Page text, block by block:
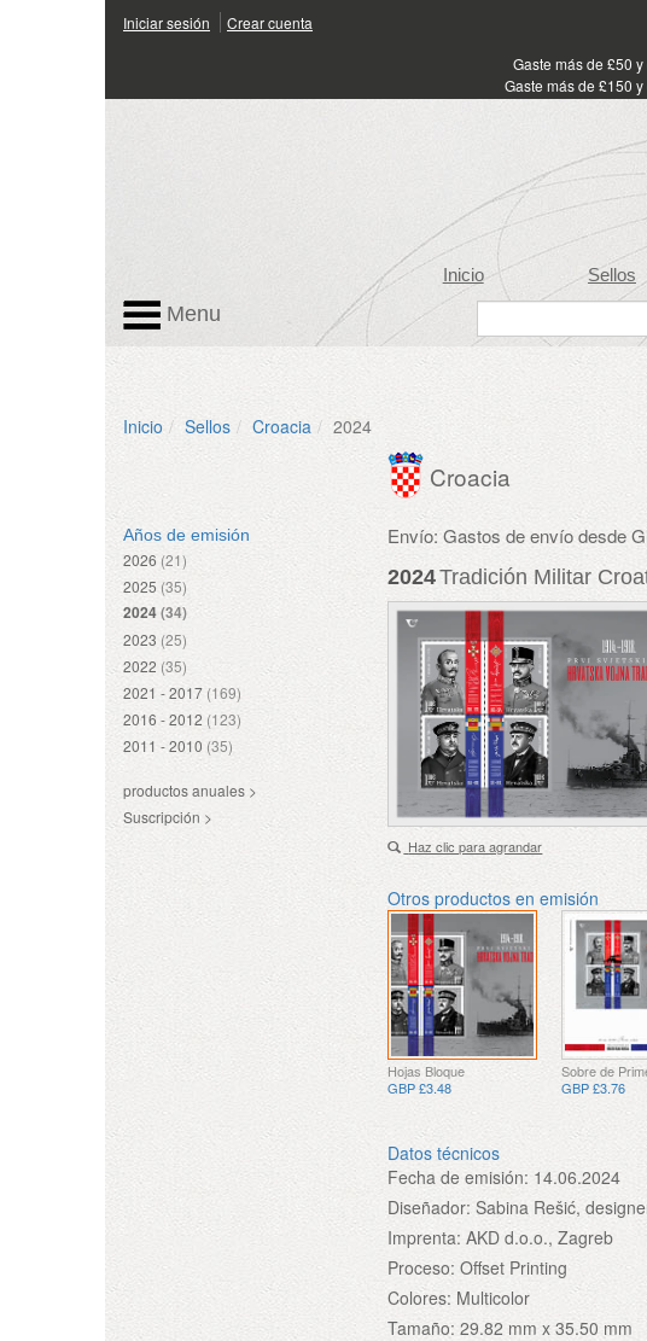
Iniciar sesión Crear cuenta
Gaste más de £50
Gaste más de £150
Inicio Sellos
Menu
Inicio Sellos Croacia 2024
Años de emisión
2026 (21)
2025 (35)
2024(34)
2023 (25)
2022 (35)
2021 - 2017 (169)
2016 - 2012 (123)
2011 - 2010 (35)
productos anuales >
Suscripción >
Croacia
Envío: Gastos de envío desde
2024Tradición Militar
Haz clic para agrandar
Otros productos en emisión
Hojas Bloque
GBP £3.48
Sobre de
GBP £3.76
Datos técnicos
Fecha de emisión: 14.06.2024
Diseñador: Sabina Rešić,
Imprenta: AKD d.o.o., Zagreb
Proceso: Offset Printing
Colores: Multicolor
Tamaño: 29.82 mm x 35.50 mm